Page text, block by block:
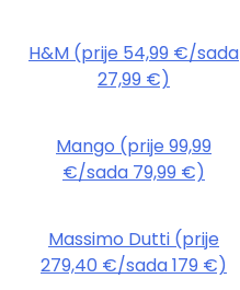
H&M (prije 54,99 €/sada
27,99 €)
Mango (prije 99,99
€/sada 79,99 €)
Massimo Dutti (prije
279,40 €/sada 179 €)